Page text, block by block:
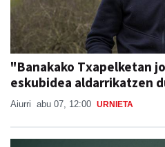
"Banakako Txapelketan
eskubidea aldarrikatzen
Aiurri abu 07, 12:00 URNIETA